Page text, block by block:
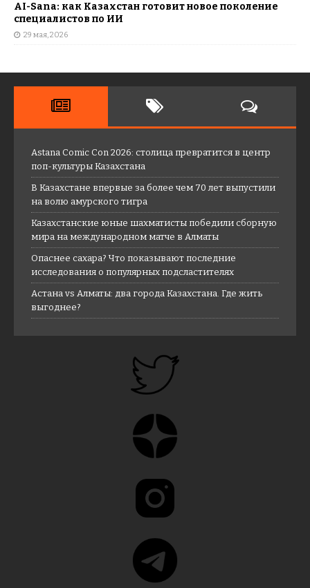
AI-Sana: как Казахстан готовит новое поколение
специалистов по ИИ
29 мая, 2026
Astana Comic Con 2026: столица превратится в центр
поп-культуры Казахстана
В Казахстане впервые за более чем 70 лет выпустили
на волю амурского тигра
Казахстанские юные шахматисты победили сборную
мира на международном матче в Алматы
Опаснее сахара? Что показывают последние
исследования о популярных подсластителях
Астана vs Алматы: два города Казахстана. Где жить
выгоднее?